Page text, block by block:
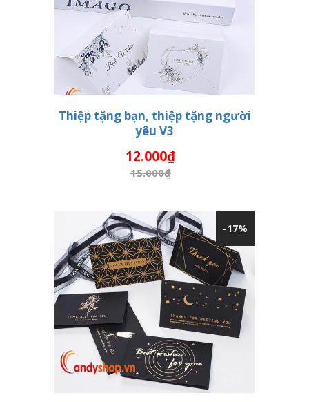
THÊM VÀO GIỎ HÀNG
Thiệp tặng bạn, thiệp tặng người
yêu V3
12.000₫
15.000₫
-17%